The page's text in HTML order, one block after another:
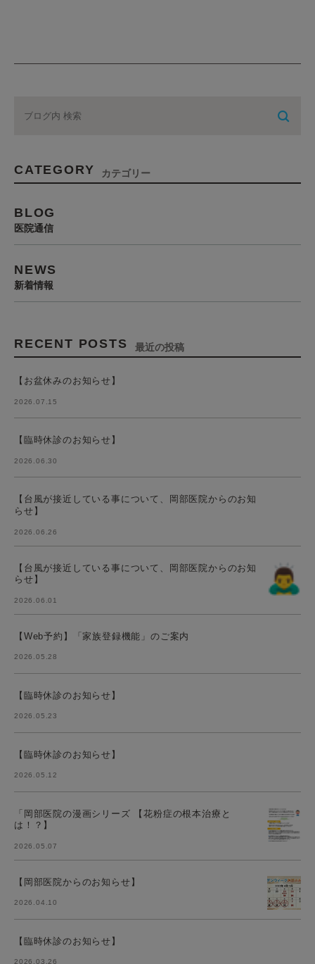
CATEGORY カテゴリー
BLOG
医院通信
NEWS
新着情報
RECENT POSTS 最近の投稿
【お盆休みのお知らせ】
2026.07.15
【臨時休診のお知らせ】
2026.06.30
【台風が接近している事について、岡部医院からのお知
らせ】
2026.06.26
【台風が接近している事について、岡部医院からのお知
らせ】
2026.06.01
【Web予約】「家族登録機能」のご案内
2026.05.28
【臨時休診のお知らせ】
2026.05.23
【臨時休診のお知らせ】
2026.05.12
「岡部医院の漫画シリーズ 【花粉症の根本治療と
は！？】
2026.05.07
【岡部医院からのお知らせ】
2026.04.10
【臨時休診のお知らせ】
2026.03.26